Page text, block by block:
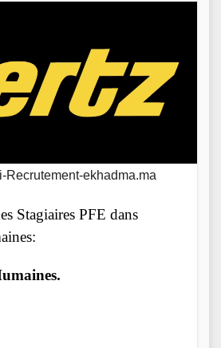
Recrutement-ekhadma.ma
Stagiaires PFE dans